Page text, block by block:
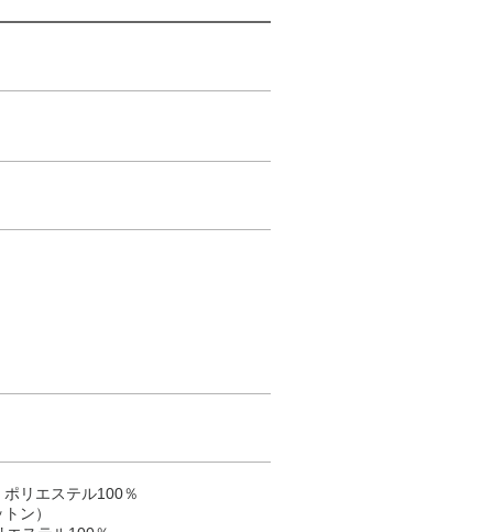
リエステル100％
ン）